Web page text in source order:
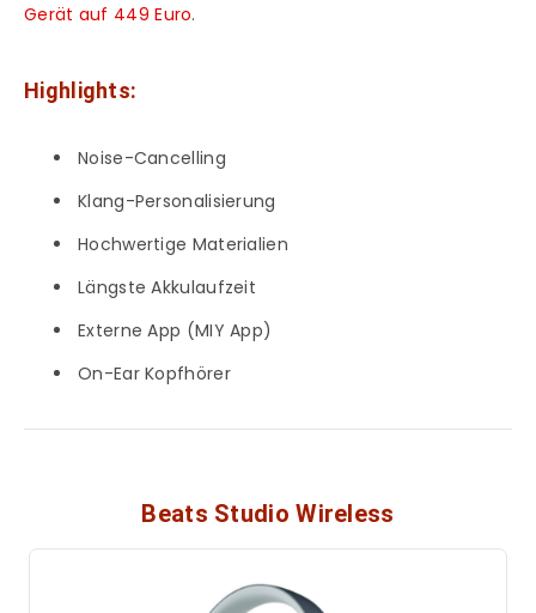
Gerät auf 449 Euro.
Highlights:
Noise-Cancelling
Klang-Personalisierung
Hochwertige Materialien
Längste Akkulaufzeit
Externe App (MIY App)
On-Ear Kopfhörer
Beats Studio Wireless